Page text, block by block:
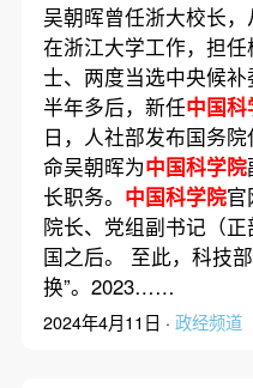
吴朝晖曾任浙大校长
在浙江大学工作，担
士、两度当选中央候
半年多后，新任中国科
日，人社部发布国务
命吴朝晖为中国科学院
长职务。 中国科学院官
院长、党组副书记（
国之后。 至此，科技
换”。2023……
2024年4月11日 · 政经频道